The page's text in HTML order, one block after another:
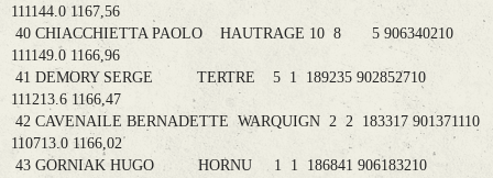
111144.0 1167,56
40 CHIACCHIETTA PAOLO HAUTRAGE 10 8 5 906340210
111149.0 1166,96
41 DEMORY SERGE TERTRE 5 1 189235 902852710
111213.6 1166,47
42 CAVENAILE BERNADETTE WARQUIGN 2 2 183317 901371110
110713.0 1166,02
43 GORNIAK HUGO HORNU 1 1 186841 906183210